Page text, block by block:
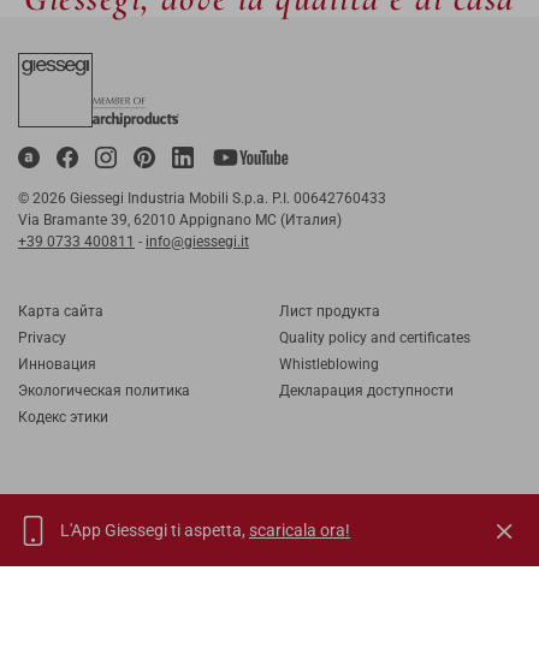
© 2026 Giessegi Industria Mobili S.p.a. P.I. 00642760433
Via Bramante 39, 62010 Appignano MC (Италия)
+39 0733 400811 - info@giessegi.it
Карта cайта
Privacy
Инновация
Экологическая политика
Кодекс этики
Лист продукта
Quality policy and certificates
Whistleblowing
Декларация доступности
IT EN FR RU
L'App Giessegi ti aspetta, scaricala ora!